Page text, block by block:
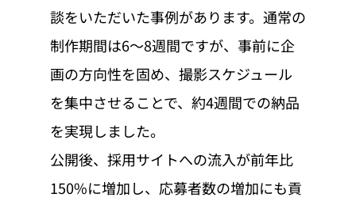
談をいただいた事例があります。通常の
制作期間は6〜8週間ですが、事前に企
画の方向性を固め、撮影スケジュール
を集中させることで、約4週間での納品
を実現しました。
公開後、採用サイトへの流入が前年比
150%に増加し、応募者数の増加にも貢